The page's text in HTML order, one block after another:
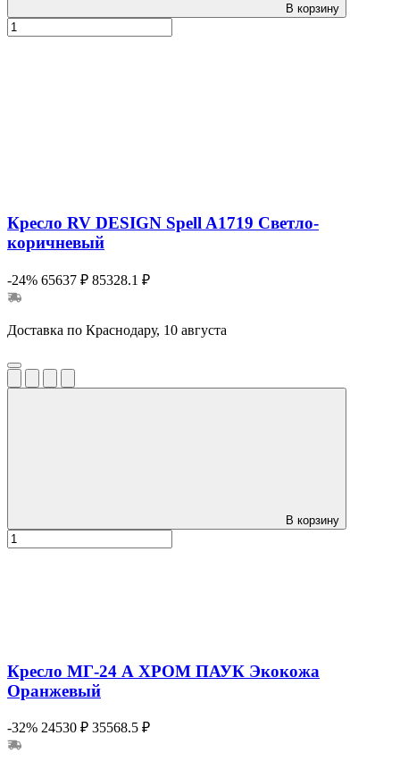
В корзину
Кресло RV DESIGN Spell A1719 Светло-
коричневый
-24% 65637 ₽ 85328.1 ₽
Доставка по Краснодару, 10 августа
В корзину
Кресло МГ-24 А ХРОМ ПАУК Экокожа
Оранжевый
-32% 24530 ₽ 35568.5 ₽